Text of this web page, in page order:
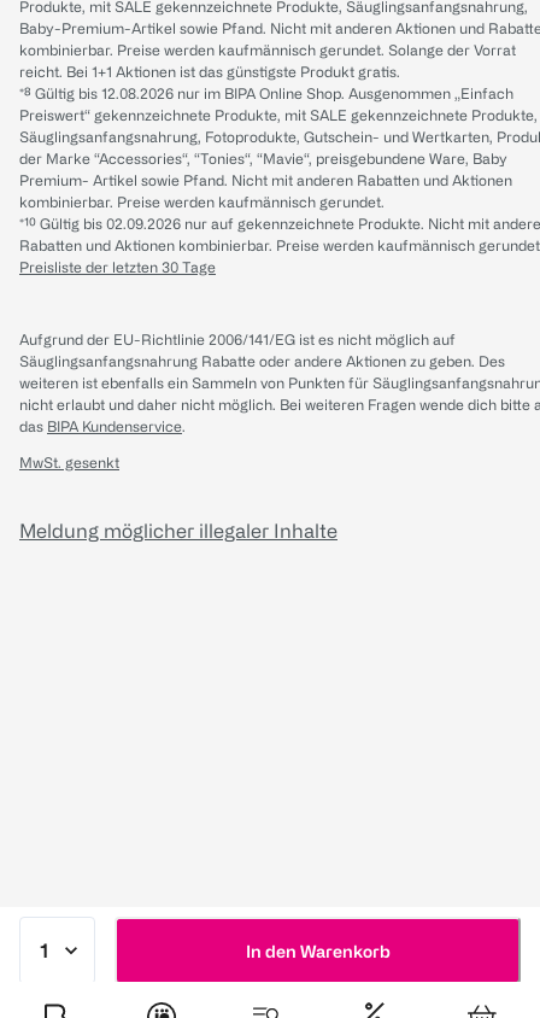
In den Warenkorb
Produkte, mit SALE gekennzeichnete Produkte, Säuglingsanfangsnahrung,
Baby-Premium-Artikel sowie Pfand. Nicht mit anderen Aktionen und
kombinierbar. Preise werden kaufmännisch gerundet. Solange der Vorrat
reicht. Bei 1+1 Aktionen ist das günstigste Produkt gratis.
*⁸ Gültig bis 12.08.2026 nur im BIPA Online Shop. Ausgenommen „Einfach
Preiswert“ gekennzeichnete Produkte, mit SALE gekennzeichnete Produkte,
Säuglingsanfangsnahrung, Fotoprodukte, Gutschein- und Wertkarten,
der Marke “Accessories“, “Tonies“, “Mavie“, preisgebundene Ware, Baby
Premium- Artikel sowie Pfand. Nicht mit anderen Rabatten und Aktionen
kombinierbar. Preise werden kaufmännisch gerundet.
*¹⁰ Gültig bis 02.09.2026 nur auf gekennzeichnete Produkte. Nicht mit
Rabatten und Aktionen kombinierbar. Preise werden kaufmännisch
Preisliste der letzten 30 Tage
Aufgrund der EU-Richtlinie 2006/141/EG ist es nicht möglich auf
Säuglingsanfangsnahrung Rabatte oder andere Aktionen zu geben. Des
weiteren ist ebenfalls ein Sammeln von Punkten für
nicht erlaubt und daher nicht möglich. Bei weiteren Fragen wende dich bitte
das BIPA Kundenservice.
MwSt. gesenkt
Meldung möglicher illegaler Inhalte